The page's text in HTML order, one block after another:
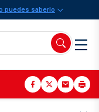
puedes saberlo